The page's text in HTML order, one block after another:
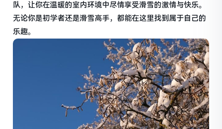
队，让你在温暖的室内环境中尽情享受滑雪的激情与快乐。
无论你是初学者还是滑雪高手，都能在这里找到属于自己的
乐趣。